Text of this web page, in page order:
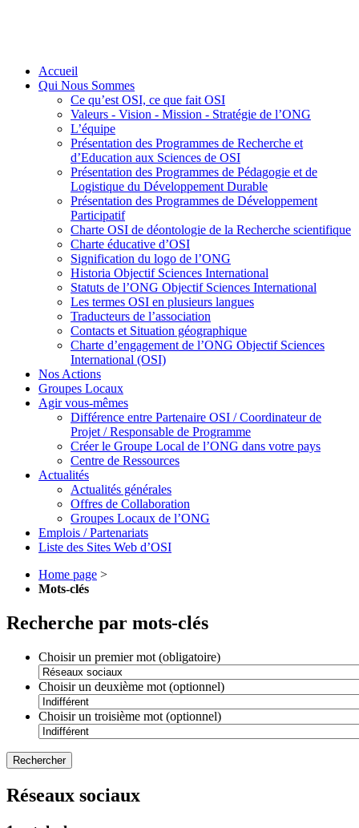
Accueil
Qui Nous Sommes
Ce qu’est OSI, ce que fait OSI
Valeurs - Vision - Mission - Stratégie de l’ONG
L’équipe
Présentation des Programmes de Recherche et
d’Education aux Sciences de OSI
Présentation des Programmes de Pédagogie et de
Logistique du Développement Durable
Présentation des Programmes de Développement
Participatif
Charte OSI de déontologie de la Recherche scientifique
Charte éducative d’OSI
Signification du logo de l’ONG
Historia Objectif Sciences International
Statuts de l’ONG Objectif Sciences International
Les termes OSI en plusieurs langues
Traducteurs de l’association
Contacts et Situation géographique
Charte d’engagement de l’ONG Objectif Sciences
International (OSI)
Nos Actions
Groupes Locaux
Agir vous-mêmes
Différence entre Partenaire OSI / Coordinateur de
Projet / Responsable de Programme
Créer le Groupe Local de l’ONG dans votre pays
Centre de Ressources
Actualités
Actualités générales
Offres de Collaboration
Groupes Locaux de l’ONG
Emplois / Partenariats
Liste des Sites Web d’OSI
Home page >
Mots-clés
Recherche par mots-clés
Choisir un premier mot (obligatoire)
Choisir un deuxième mot (optionnel)
Choisir un troisième mot (optionnel)
Réseaux sociaux